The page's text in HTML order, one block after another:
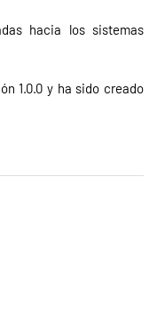
hacia los sistemas
1.0.0 y ha sido creado